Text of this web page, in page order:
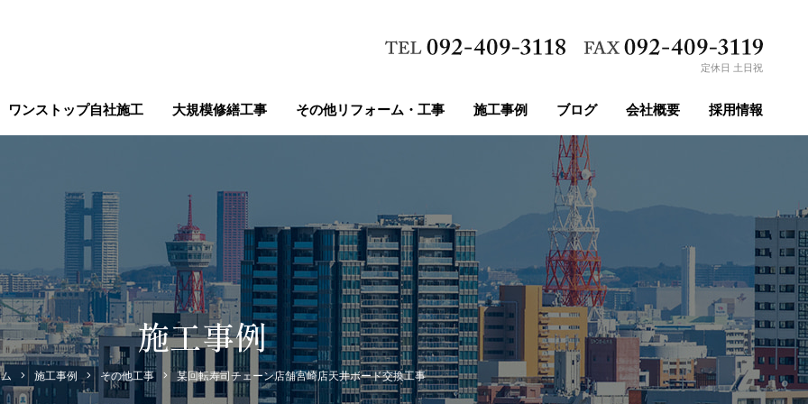
定休日 土日祝
ワンストップ自社施工 大規模修繕工事 その他リフォーム・工事 施工事例 ブログ 会社概要 採用情報
施工事例
施工事例 その他工事 某回転寿司チェーン店舗宮崎店天井ボード交換工事